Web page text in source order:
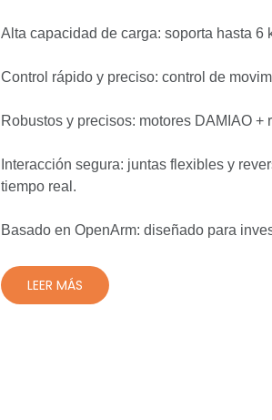
Alta capacidad de carga: soporta hasta 6
Control rápido y preciso: control de
Robustos y precisos: motores DAMIAO
Interacción segura: juntas flexibles y
tiempo real.
Basado en OpenArm: diseñado para
LEER MÁS